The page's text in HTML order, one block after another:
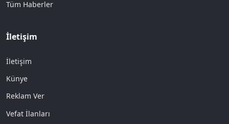
Tüm Haberler
İletişim
İletişim
Künye
Reklam Ver
Vefat İlanları